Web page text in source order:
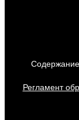
Регламент